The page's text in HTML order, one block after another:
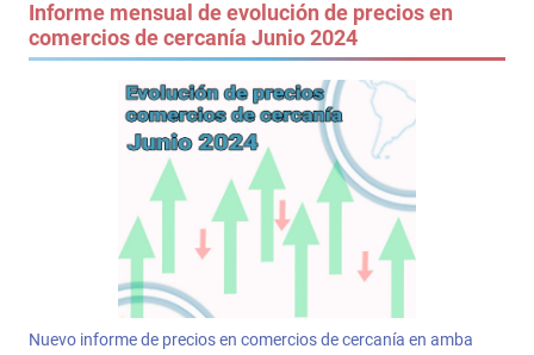
Informe mensual de evolución de precios en
comercios de cercanía Junio 2024
Nuevo informe de precios en comercios de cercanía en amba